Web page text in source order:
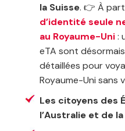
la Suisse. 👉 À
d’identité seule
au Royaume-Uni:
eTA sont
détaillées pour
Royaume-Uni sans
Les citoyens des
l’Australie et de